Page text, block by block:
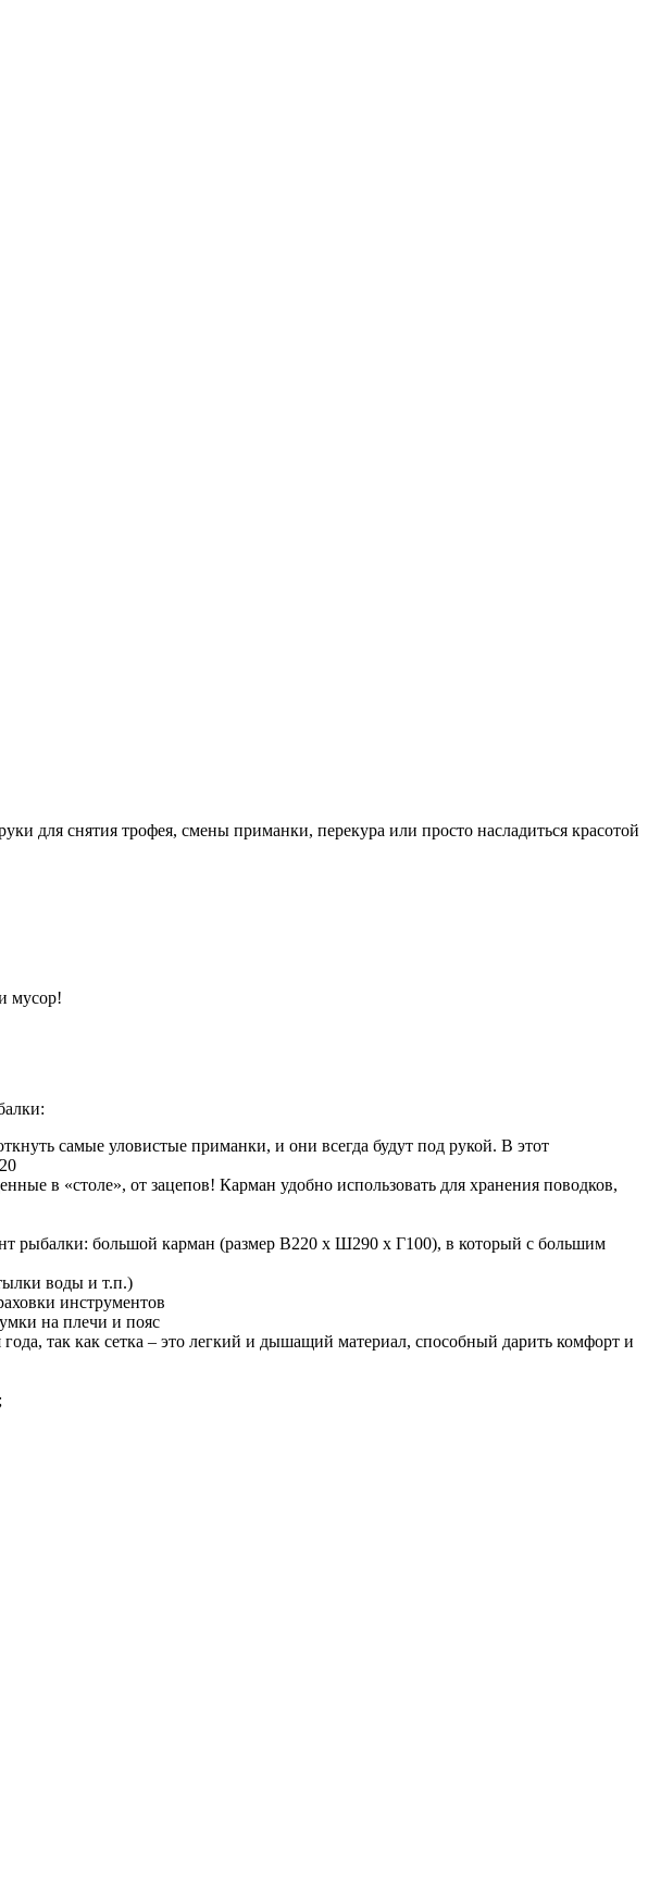
для снятия трофея, смены приманки, перекура или просто насладиться красотой
мусор!
самые уловистые приманки, и они всегда будут под рукой. В этот
в «столе», от зацепов! Карман удобно использовать для хранения поводков,
рыбалки: большой карман (размер В220 х Ш290 х Г100), в который с большим
воды и т.п.)
инструментов
на плечи и пояс
так как сетка – это легкий и дышащий материал, способный дарить комфорт и